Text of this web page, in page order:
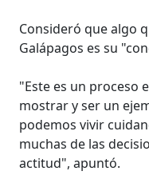
Consideró que algo
Galápagos es su
"Este es un proceso
mostrar y ser un
podemos vivir
muchas de las
actitud", apuntó.